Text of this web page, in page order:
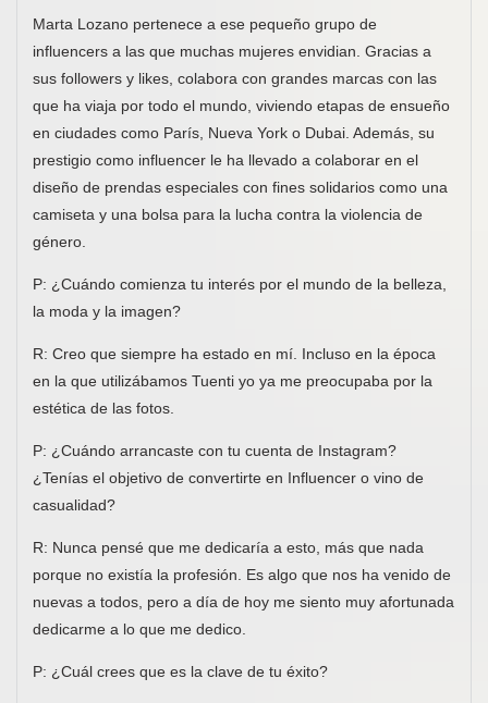
Marta Lozano pertenece a ese pequeño grupo de
influencers a las que muchas mujeres envidian. Gracias a
sus followers y likes, colabora con grandes marcas con las
que ha viaja por todo el mundo, viviendo etapas de ensueño
en ciudades como París, Nueva York o Dubai. Además, su
prestigio como influencer le ha llevado a colaborar en el
diseño de prendas especiales con fines solidarios como una
camiseta y una bolsa para la lucha contra la violencia de
género.
P: ¿Cuándo comienza tu interés por el mundo de la belleza,
la moda y la imagen?
R: Creo que siempre ha estado en mí. Incluso en la época
en la que utilizábamos Tuenti yo ya me preocupaba por la
estética de las fotos.
P: ¿Cuándo arrancaste con tu cuenta de Instagram?
¿Tenías el objetivo de convertirte en Influencer o vino de
casualidad?
R: Nunca pensé que me dedicaría a esto, más que nada
porque no existía la profesión. Es algo que nos ha venido de
nuevas a todos, pero a día de hoy me siento muy afortunada
dedicarme a lo que me dedico.
P: ¿Cuál crees que es la clave de tu éxito?